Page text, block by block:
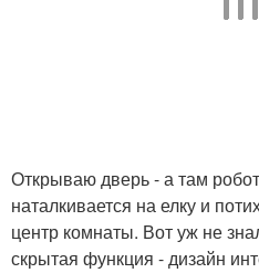
Открываю дверь - а там
наталкивается на елку и
центр комнаты. Вот уж не
скрытая функция - дизайн